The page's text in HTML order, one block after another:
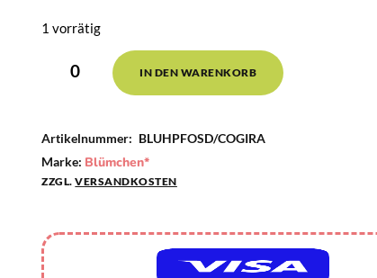
1 vorrätig
IN DEN WARENKORB
Artikelnummer: BLUHPFOSD/COGIRA
Marke: Blümchen*
ZZGL.VERSANDKOSTEN